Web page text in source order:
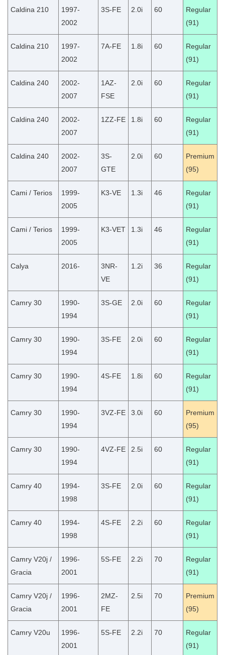
Caldina 210
1997-
2002
3S-FE 2.0i 60
Regular
(91)
Caldina 210
1997-
2002
7A-FE 1.8i 60
Regular
(91)
Caldina 240
2002-
2007
1AZ-
FSE
2.0i 60
Regular
(91)
Caldina 240
2002-
2007
1ZZ-FE 1.8i 60
Regular
(91)
Caldina 240
2002-
2007
3S-
GTE
2.0i 60
Premium
(95)
Cami / Terios
1999-
2005
K3-VE 1.3i 46
Regular
(91)
Cami / Terios
1999-
2005
K3-VET 1.3i 46
Regular
(91)
Calya 2016-
3NR-
VE
1.2i 36
Regular
(91)
Camry 30
1990-
1994
3S-GE 2.0i 60
Regular
(91)
Camry 30
1990-
1994
3S-FE 2.0i 60
Regular
(91)
Camry 30
1990-
1994
4S-FE 1.8i 60
Regular
(91)
Camry 30
1990-
1994
3VZ-FE 3.0i 60
Premium
(95)
Camry 30
1990-
1994
4VZ-FE 2.5i 60
Regular
(91)
Camry 40
1994-
1998
3S-FE 2.0i 60
Regular
(91)
Camry 40
1994-
1998
4S-FE 2.2i 60
Regular
(91)
Camry V20j /
Gracia
1996-
2001
5S-FE 2.2i 70
Regular
(91)
Camry V20j /
Gracia
1996-
2001
2MZ-
FE
2.5i 70
Premium
(95)
Camry V20u
1996-
2001
5S-FE 2.2i 70
Regular
(91)